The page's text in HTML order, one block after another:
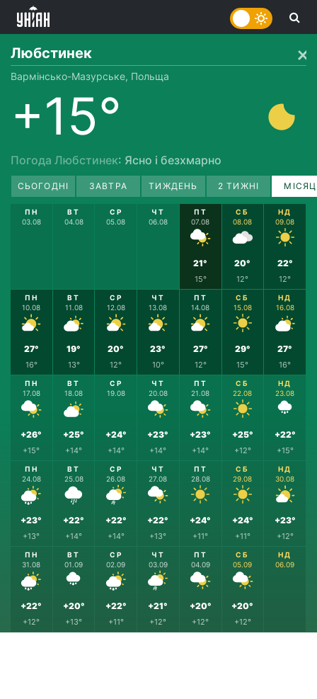
Любстинек
Вармінсько-Мазурське, Польща
+15°
Погода Любстинек: Ясно і безхмарно
СЬОГОДНІ ЗАВТРА ТИЖДЕНЬ 2 ТИЖНІ
ПН
03.08
ВТ
04.08
СР
05.08
ЧТ
06.08
ПТ
07.08
21°
15°
СБ
08.08
20°
12°
НД
09.08
22°
12°
ПН
10.08
27°
16°
ВТ
11.08
19°
13°
СР
12.08
20°
12°
ЧТ
13.08
23°
10°
ПТ
14.08
27°
12°
СБ
15.08
29°
15°
НД
16.08
27°
16°
ПН
17.08
+26°
+15°
ВТ
18.08
+25°
+14°
СР
19.08
+24°
+14°
ЧТ
20.08
+23°
+14°
ПТ
21.08
+23°
+14°
СБ
22.08
+25°
+12°
НД
23.08
+22°
+15°
ПН
24.08
+23°
+13°
ВТ
25.08
+22°
+14°
СР
26.08
+22°
+14°
ЧТ
27.08
+22°
+13°
ПТ
28.08
+24°
+11°
СБ
29.08
+24°
+11°
НД
30.08
+23°
+12°
ПН
31.08
+22°
+12°
ВТ
01.09
+20°
+13°
СР
02.09
+22°
+11°
ЧТ
03.09
+21°
+12°
ПТ
04.09
+20°
+12°
СБ
05.09
+20°
+12°
НД
06.09